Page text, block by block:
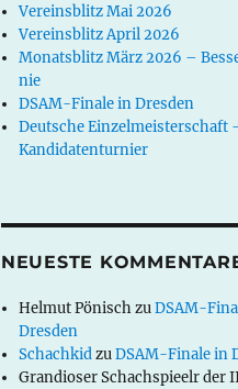
Vereinsblitz Mai 2026
Vereinsblitz April 2026
Monatsblitz März 2026 –
nie
DSAM-Finale in Dresden
Deutsche Einzelmeisterschaft
Kandidatenturnier
NEUESTE
Helmut PönischzuDSAM-
Dresden
SchachkidzuDSAM-Finale in
Grandioser Schachspieelr der